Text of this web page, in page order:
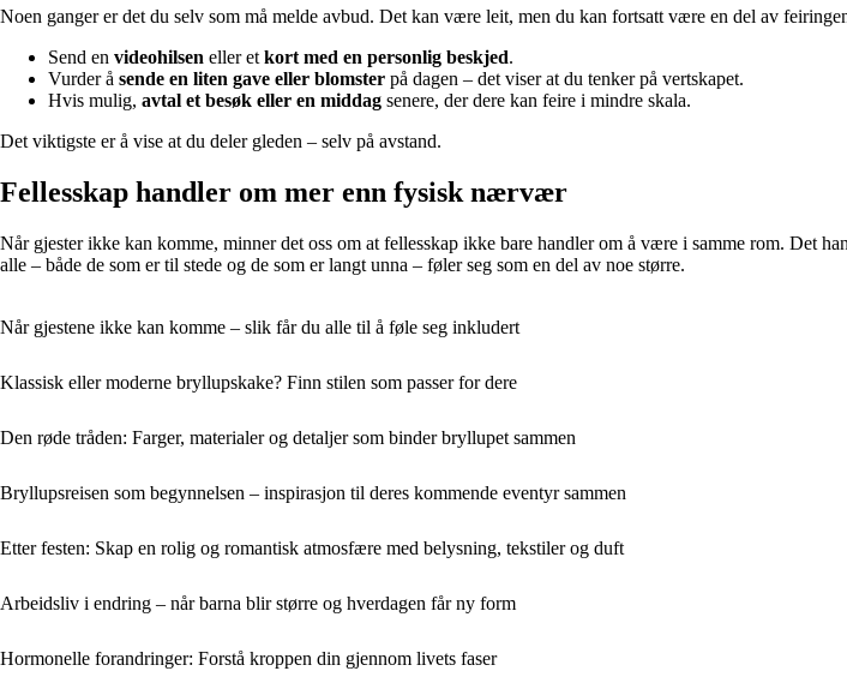
Noen ganger er det du selv som må melde avbud. Det kan være leit, men du kan fortsatt være en del av
Send en videohilsen eller et kort med en personlig beskjed.
Vurder å sende en liten gave eller blomster på dagen – det viser at du tenker på vertskapet.
Hvis mulig, avtal et besøk eller en middag senere, der dere kan feire i mindre skala.
Det viktigste er å vise at du deler gleden – selv på avstand.
Fellesskap handler om mer enn fysisk nærvær
Når gjester ikke kan komme, minner det oss om at fellesskap ikke bare handler om å være i samme rom. Det
alle – både de som er til stede og de som er langt unna – føler seg som en del av noe større.
Når gjestene ikke kan komme – slik får du alle til å føle seg inkludert
Klassisk eller moderne bryllupskake? Finn stilen som passer for dere
Den røde tråden: Farger, materialer og detaljer som binder bryllupet sammen
Bryllupsreisen som begynnelsen – inspirasjon til deres kommende eventyr sammen
Etter festen: Skap en rolig og romantisk atmosfære med belysning, tekstiler og duft
Arbeidsliv i endring – når barna blir større og hverdagen får ny form
Hormonelle forandringer: Forstå kroppen din gjennom livets faser